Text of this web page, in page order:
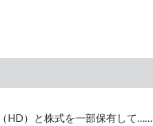
HD）と株式を一部保有して……